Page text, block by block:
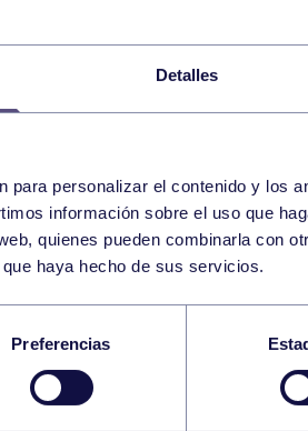
Detalles
para personalizar el contenido y los
información sobre el uso que
quienes pueden combinarla con
haya hecho de sus servicios.
Preferencias
SATURDAY
MAY
14:00 h
DE